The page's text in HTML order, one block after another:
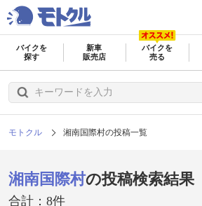
バイクを
探す
新車
販売店
バイクを
売る
モトクル 湘南国際村の投稿一覧
湘南国際村の投稿検索結果
合計：8件